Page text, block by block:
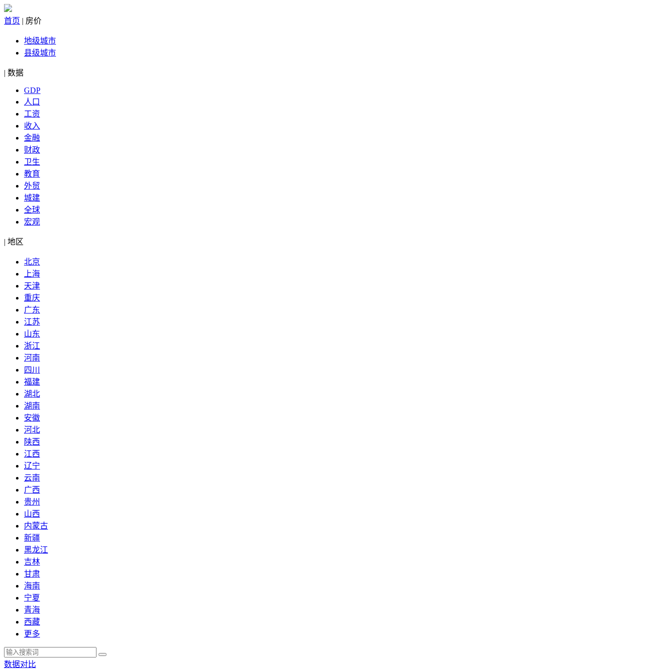
首页 | 房价
地级城市
县级城市
| 数据
GDP
人口
工资
收入
金融
财政
卫生
教育
外贸
城建
全球
宏观
| 地区
北京
上海
天津
重庆
广东
江苏
山东
浙江
河南
四川
福建
湖北
湖南
安徽
河北
陕西
江西
辽宁
云南
广西
贵州
山西
内蒙古
新疆
黑龙江
吉林
甘肃
海南
宁夏
青海
西藏
更多
数据对比